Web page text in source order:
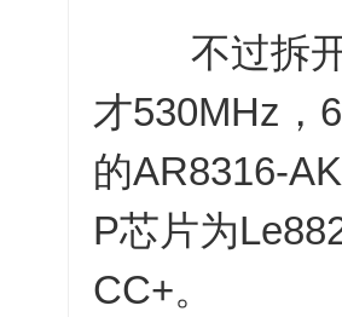
不过拆开
才530MHz，
的AR8316-
P芯片为
CC+。